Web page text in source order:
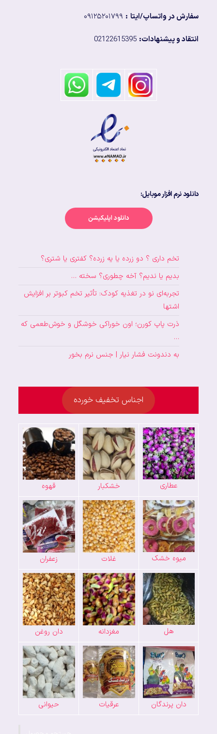
سفارش در واتساپ/ایتا :
انتقاد و پیشنهادات:
دانلود نرم افزار موبایل:
دانلود اپلیکیشن
تخم داری ؟ دو زرده یا یه زرده؟ کفتری یا شتری؟
بدیم یا ندیم؟ آخه چطوری؟ سخته …
تجربه‌ای نو در تغذیه کودک: تأثیر تخم کبوتر بر افزایش
اشتها
ذرت پاپ کورن؛ اون خوراکی خوشگل و خوش‌طعمی که
…
به دندونت فشار نیار | جنس نرم بخور
اجناس تخفیف خورده
عطاری خشکبار قهوه
میوه خشک غلات زعفران
هل مغزدانه دان روغن
دان پرندگان عرقیات حیوانی